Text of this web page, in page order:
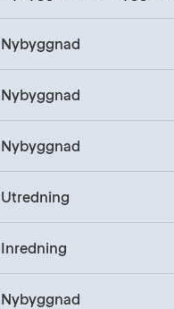
Nybyggnad
Nybyggnad
Nybyggnad
Utredning
Inredning
Nybyggnad